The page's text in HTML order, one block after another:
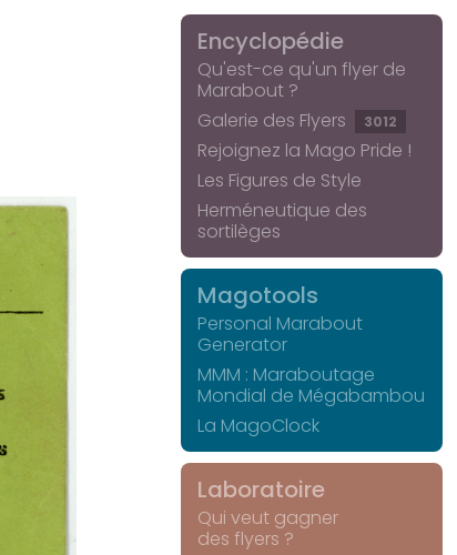
Encyclopédie
Qu'est-ce qu'un flyer de
Marabout ?
Galerie des Flyers
3012
Rejoignez la Mago Pride !
Les Figures de Style
Herméneutique des
sortilèges
Magotools
Personal Marabout
Generator
MMM : Maraboutage
Mondial de Mégabambou
La MagoClock
Laboratoire
Qui veut gagner
des flyers ?